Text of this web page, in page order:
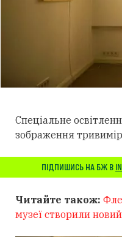
Спеціальне
зображення
ПІДПИШИСЬ НА БЖ В
Читайте також:
музеї створили